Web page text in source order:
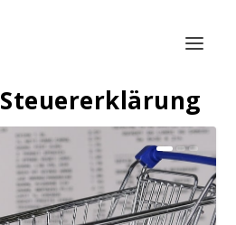
Steuererklärung